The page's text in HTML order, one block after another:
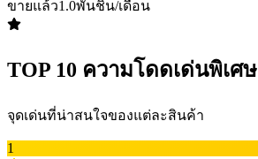
ขายแล้ว1.0พันชิ้น/เดือน
TOP 10 ความโดดเด่นพิเศษ
จุดเด่นที่น่าสนใจของแต่ละสินค้า
1